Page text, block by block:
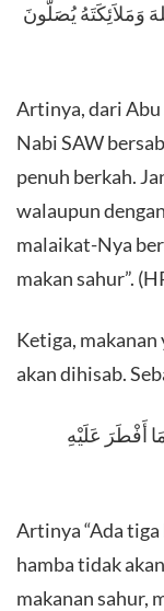
وَمَلاَئِكَتَهُ يُصَلُّونَ
Artinya, dari Abu
Nabi SAW
penuh berkah.
walaupun
malaikat-Nya
makan sahur”.
Ketiga,
akan dihisab.
أَفْطَرَ عَلَيْهِ
Artinya “Ada tiga
hamba tidak
makanan sahur,